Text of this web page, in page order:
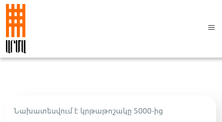
Նախատեսվում է կրթաթոշակը 5000-ից